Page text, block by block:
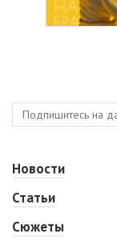
Новости
Статьи
Сюжеты